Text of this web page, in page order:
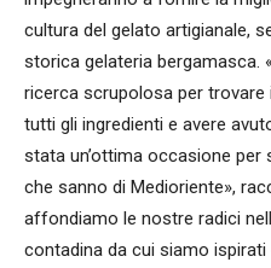
cultura del gelato artigianale,
storica gelateria bergamasca.
ricerca scrupolosa per
tutti gli ingredienti e avere
stata un’ottima occasione per
che sanno di Medioriente»,
affondiamo le nostre radici
contadina da cui siamo